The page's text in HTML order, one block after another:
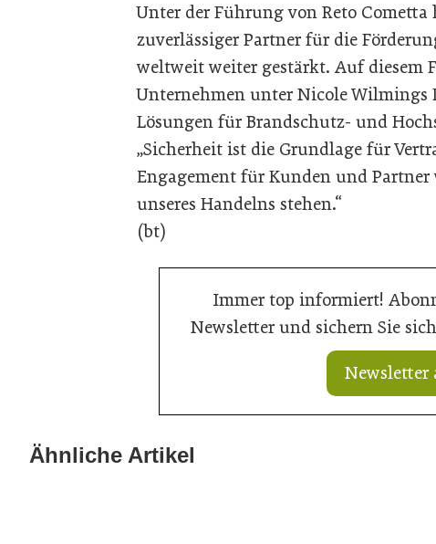
Unter der Führung von Reto Cometta
zuverlässiger Partner für die
weltweit weiter gestärkt. Auf diesem
Unternehmen unter Nicole
Lösungen für Brandschutz- und
„Sicherheit ist die Grundlage für
Engagement für Kunden und
unseres Handelns stehen.“
(bt)
Immer top informiert!
Newsletter und sichern Sie
Newsletter
Ähnliche Artikel
21. Juli 2026